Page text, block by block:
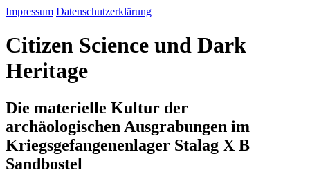
Impressum Datenschutzerklärung
Citizen Science und Dark
Heritage
Die materielle Kultur der
archäologischen Ausgrabungen im
Kriegsgefangenenlager Stalag X B
Sandbostel